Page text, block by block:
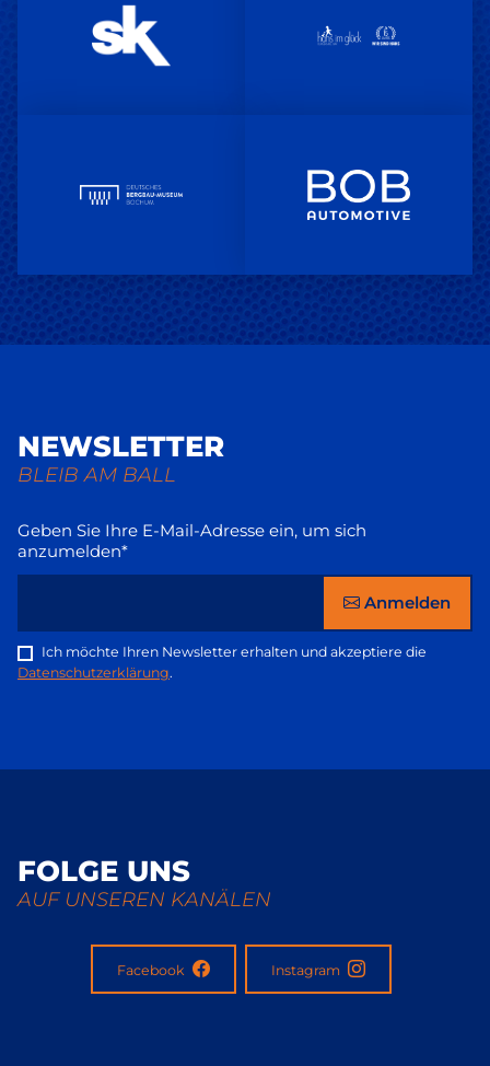
NEWSLETTER
BLEIB AM BALL
Geben Sie Ihre E-Mail-Adresse ein, um sich
anzumelden*
Anmelden
Ich möchte Ihren Newsletter erhalten und akzeptiere die
Datenschutzerklärung.
FOLGE UNS
AUF UNSEREN KANÄLEN
Facebook Instagram